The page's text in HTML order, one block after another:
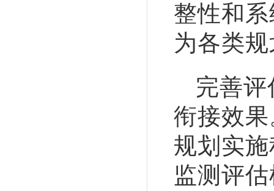
整性和
为各类
完善
衔接效
规划实
监测评